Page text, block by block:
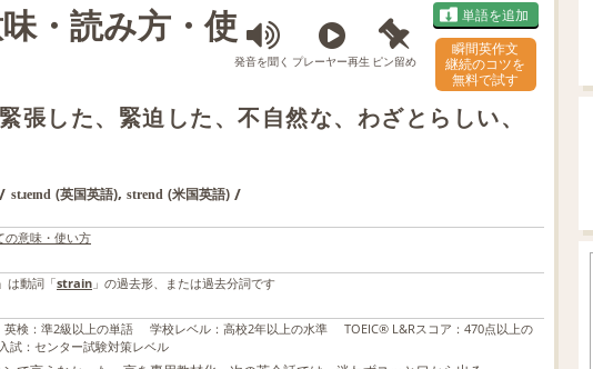
・読み方・使
発音を聞く プレーヤー再生 ピン留め
単語を追加
瞬間英作文
継続のコツを
無料で試す
張した、緊迫した、不自然な、わざとらしい、
/ stɹeɪnd (英国英語), strend (米国英語) /
の意味・使い方
」は動詞「strain 」の過去形、または過去分詞です
英検 ： 準2級以上の単語 学校レベル ： 高校2年以上の水準 TOEIC® L&Rスコア ： 470点以上の
試 ： センター試験対策レベル